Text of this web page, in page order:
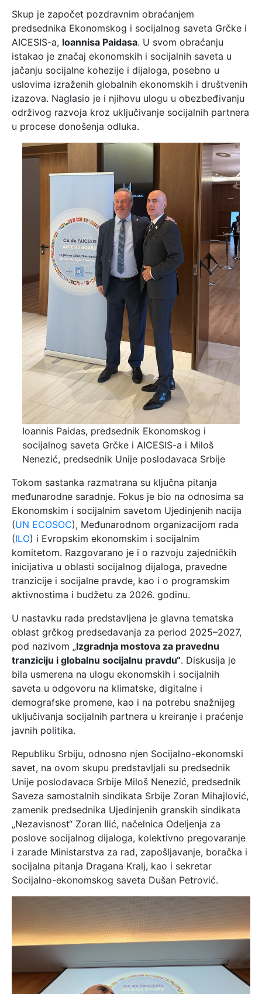
Skup je započet pozdravnim obraćanjem
predsednika Ekonomskog i socijalnog saveta Grčke i
AICESIS-a, Ioannisa Paidasa. U svom obraćanju
istakao je značaj ekonomskih i socijalnih saveta u
jačanju socijalne kohezije i dijaloga, posebno u
uslovima izraženih globalnih ekonomskih i društvenih
izazova. Naglasio je i njihovu ulogu u obezbeđivanju
održivog razvoja kroz uključivanje socijalnih partnera
u procese donošenja odluka.
Ioannis Paidas, predsednik Ekonomskog i
socijalnog saveta Grčke i AICESIS-a i Miloš
Nenezić, predsednik Unije poslodavaca Srbije
Tokom sastanka razmatrana su ključna pitanja
međunarodne saradnje. Fokus je bio na odnosima sa
Ekonomskim i socijalnim savetom Ujedinjenih nacija
(UN ECOSOC), Međunarodnom organizacijom rada
(ILO) i Evropskim ekonomskim i socijalnim
komitetom. Razgovarano je i o razvoju zajedničkih
inicijativa u oblasti socijalnog dijaloga, pravedne
tranzicije i socijalne pravde, kao i o programskim
aktivnostima i budžetu za 2026. godinu.
U nastavku rada predstavljena je glavna tematska
oblast grčkog predsedavanja za period 2025–2027,
pod nazivom „Izgradnja mostova za pravednu
tranziciju i globalnu socijalnu pravdu“. Diskusija je
bila usmerena na ulogu ekonomskih i socijalnih
saveta u odgovoru na klimatske, digitalne i
demografske promene, kao i na potrebu snažnijeg
uključivanja socijalnih partnera u kreiranje i praćenje
javnih politika.
Republiku Srbiju, odnosno njen Socijalno-ekonomski
savet, na ovom skupu predstavljali su predsednik
Unije poslodavaca Srbije Miloš Nenezić, predsednik
Saveza samostalnih sindikata Srbije Zoran Mihajlović,
zamenik predsednika Ujedinjenih granskih sindikata
„Nezavisnost“ Zoran Ilić, načelnica Odeljenja za
poslove socijalnog dijaloga, kolektivno pregovaranje
i zarade Ministarstva za rad, zapošljavanje, boračka i
socijalna pitanja Dragana Kralj, kao i sekretar
Socijalno-ekonomskog saveta Dušan Petrović.